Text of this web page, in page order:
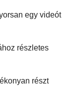
egy videót
részletes
részt